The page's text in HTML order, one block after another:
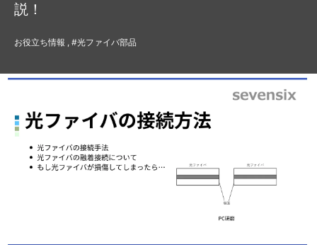
説！
お役立ち情報 , #光ファイバ部品